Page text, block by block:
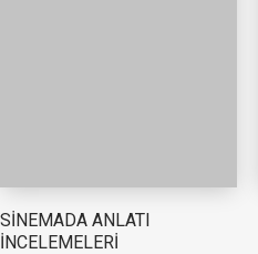
SİNEMADA ANLATI
İNCELEMELERİ